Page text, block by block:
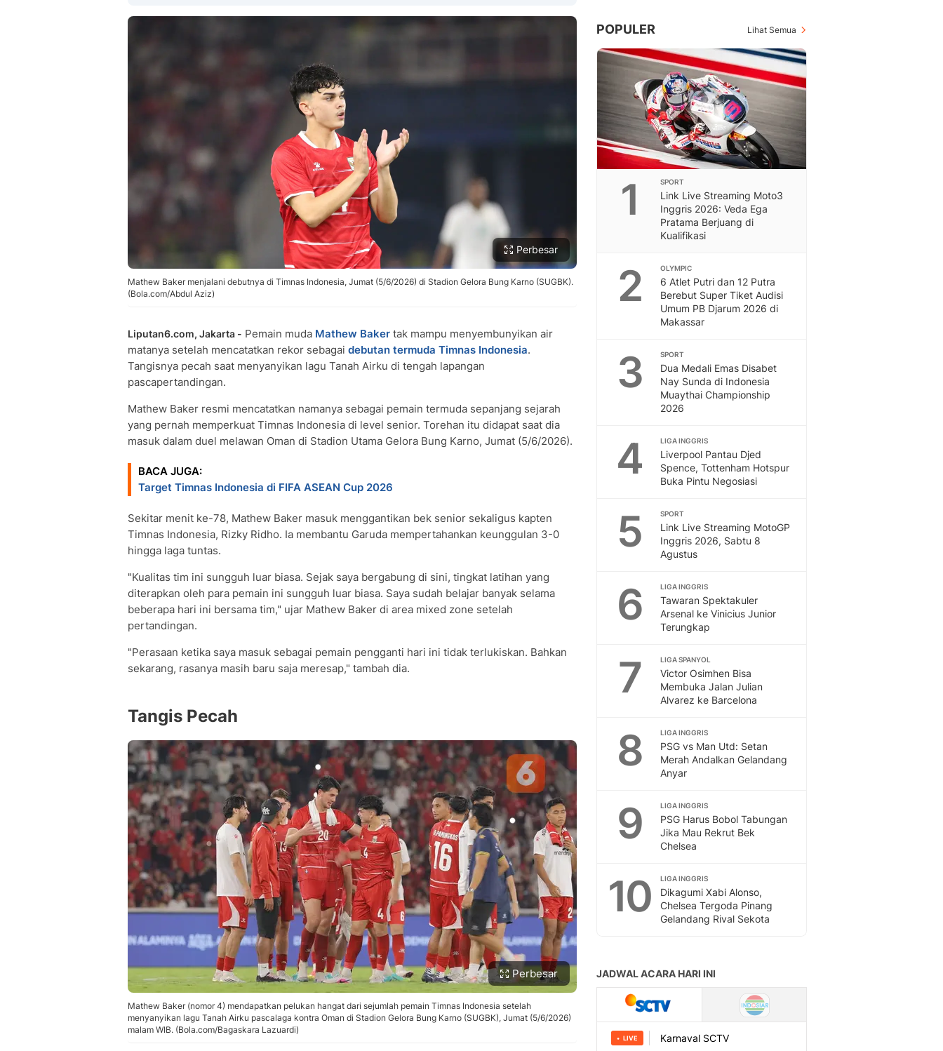
Perbesar
Mathew Baker menjalani debutnya di Timnas Indonesia, Jumat (5/6/2026) di Stadion Gelora Bung Karno (SUGBK).
(Bola.com/Abdul Aziz)
Liputan6.com, Jakarta - Pemain muda Mathew Baker tak mampu menyembunyikan air
matanya setelah mencatatkan rekor sebagai debutan termuda Timnas Indonesia.
Tangisnya pecah saat menyanyikan lagu Tanah Airku di tengah lapangan
pascapertandingan.
Mathew Baker resmi mencatatkan namanya sebagai pemain termuda sepanjang sejarah
yang pernah memperkuat Timnas Indonesia di level senior. Torehan itu didapat saat dia
masuk dalam duel melawan Oman di Stadion Utama Gelora Bung Karno, Jumat (5/6/2026).
BACA JUGA:
Target Timnas Indonesia di FIFA ASEAN Cup 2026
Sekitar menit ke-78, Mathew Baker masuk menggantikan bek senior sekaligus kapten
Timnas Indonesia, Rizky Ridho. Ia membantu Garuda mempertahankan keunggulan 3-0
hingga laga tuntas.
"Kualitas tim ini sungguh luar biasa. Sejak saya bergabung di sini, tingkat latihan yang
diterapkan oleh para pemain ini sungguh luar biasa. Saya sudah belajar banyak selama
beberapa hari ini bersama tim," ujar Mathew Baker di area mixed zone setelah
pertandingan.
"Perasaan ketika saya masuk sebagai pemain pengganti hari ini tidak terlukiskan. Bahkan
sekarang, rasanya masih baru saja meresap," tambah dia.
Tangis Pecah
Perbesar
Mathew Baker (nomor 4) mendapatkan pelukan hangat dari sejumlah pemain Timnas Indonesia setelah
menyanyikan lagu Tanah Airku pascalaga kontra Oman di Stadion Gelora Bung Karno (SUGBK), Jumat (5/6/2026)
malam WIB. (Bola.com/Bagaskara Lazuardi)
POPULER Lihat Semua
1 SPORT
Link Live Streaming Moto3
Inggris 2026: Veda Ega
Pratama Berjuang di
Kualifikasi
2 OLYMPIC
6 Atlet Putri dan 12 Putra
Berebut Super Tiket Audisi
Umum PB Djarum 2026 di
Makassar
3 SPORT
Dua Medali Emas Disabet
Nay Sunda di Indonesia
Muaythai Championship
2026
4 LIGA INGGRIS
Liverpool Pantau Djed
Spence, Tottenham Hotspur
Buka Pintu Negosiasi
5 SPORT
Link Live Streaming MotoGP
Inggris 2026, Sabtu 8
Agustus
6 LIGA INGGRIS
Tawaran Spektakuler
Arsenal ke Vinicius Junior
Terungkap
7 LIGA SPANYOL
Victor Osimhen Bisa
Membuka Jalan Julian
Alvarez ke Barcelona
8 LIGA INGGRIS
PSG vs Man Utd: Setan
Merah Andalkan Gelandang
Anyar
9 LIGA INGGRIS
PSG Harus Bobol Tabungan
Jika Mau Rekrut Bek
Chelsea
10 LIGA INGGRIS
Dikagumi Xabi Alonso,
Chelsea Tergoda Pinang
Gelandang Rival Sekota